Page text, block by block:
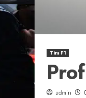
Tim F1
admin